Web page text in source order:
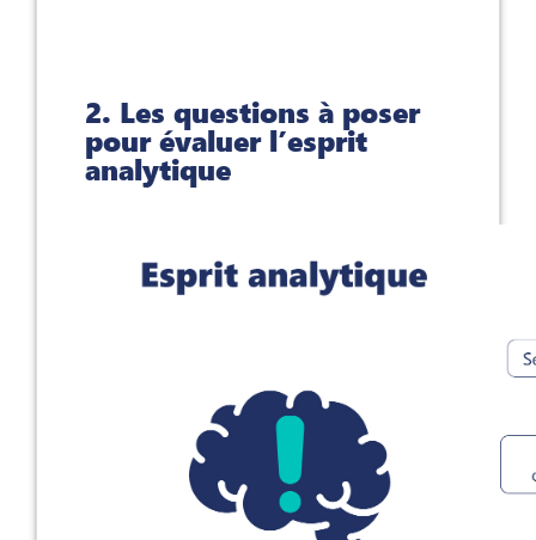
2. Les questions à poser
pour évaluer l’esprit
analytique